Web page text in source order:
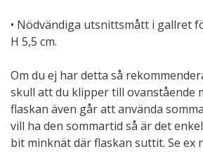
• Nödvändiga utsnittsmått i gallret
H 5,5 cm.
Om du ej har detta så
skull att du klipper till ovanstående
flaskan även går att använda
vill ha den sommartid så är det
bit minknät där flaskan suttit. Se ex